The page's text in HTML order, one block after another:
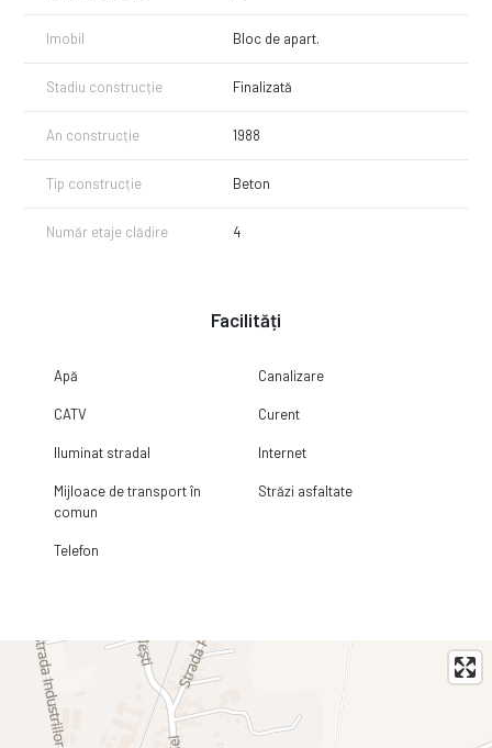
Imobil Bloc de apart.
Stadiu construcție Finalizată
An construcție 1988
Tip construcție Beton
Număr etaje clădire 4
Facilități
Apă Canalizare
CATV Curent
Iluminat stradal Internet
Mijloace de transport în
comun
Străzi asfaltate
Telefon